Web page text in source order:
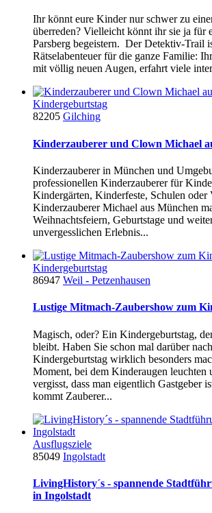
Ihr könnt eure Kinder nur schwer zu
überreden? Vielleicht könnt ihr sie ja für
Parsberg begeistern. Der Detektiv-Trail
Rätselabenteuer für die ganze Familie:
mit völlig neuen Augen, erfahrt viele
Kindergeburtstag
82205 Gilching
Kinderzauberer und Clown Michael
Kinderzauberer in München und
professionellen Kinderzauberer für
Kindergärten, Kinderfeste, Schulen oder
Kinderzauberer Michael aus München
Weihnachtsfeiern, Geburtstage und
unvergesslichen Erlebnis...
Kindergeburtstag
86947 Weil - Petzenhausen
Lustige Mitmach-Zaubershow zum
Magisch, oder? Ein Kindergeburtstag,
bleibt. Haben Sie schon mal darüber
Kindergeburtstag wirklich besonders
Moment, bei dem Kinderaugen leuchten
vergisst, dass man eigentlich Gastgeber
kommt Zauberer...
Ausflugsziele
85049 Ingolstadt
LivingHistory´s - spannende
in Ingolstadt